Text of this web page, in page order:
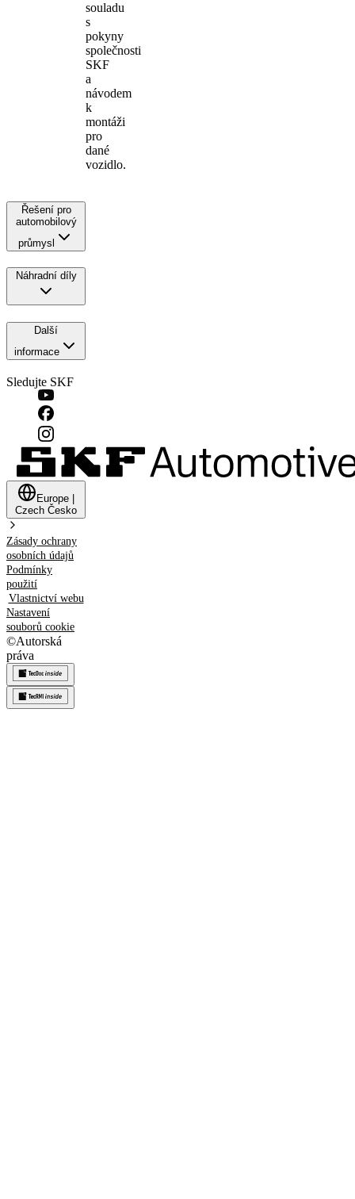
souladu
s
pokyny
společnosti
SKF
a
návodem
k
montáži
pro
dané
vozidlo.
Řešení pro
automobilový
průmysl
Náhradní díly
Další
informace
Sledujte SKF
Europe
Czech Česko
Zásady ochrany
osobních údajů
Podmínky
použití
Vlastnictví webu
Nastavení
souborů cookie
©Autorská
práva